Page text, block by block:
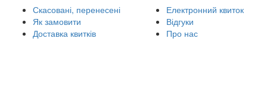
Скасовані, перенесені
Як замовити
Доставка квитків
Електронний квиток
Відгуки
Про нас